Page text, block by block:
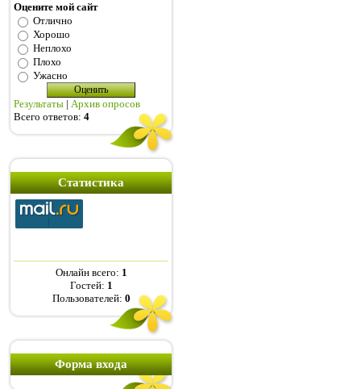
Оцените мой сайт
Отлично
Хорошо
Неплохо
Плохо
Ужасно
Результаты | Архив опросов
Всего ответов: 4
Статистика
Онлайн всего: 1
Гостей: 1
Пользователей: 0
Форма входа